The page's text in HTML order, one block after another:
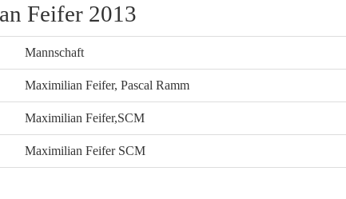
Feifer 2013
Mannschaft
Maximilian Feifer, Pascal Ramm
Maximilian Feifer,SCM
Maximilian Feifer SCM